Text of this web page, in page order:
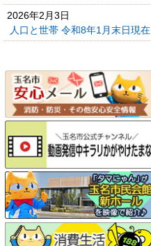
2026年2月3日
人口と世帯 令和8年1月末日現在